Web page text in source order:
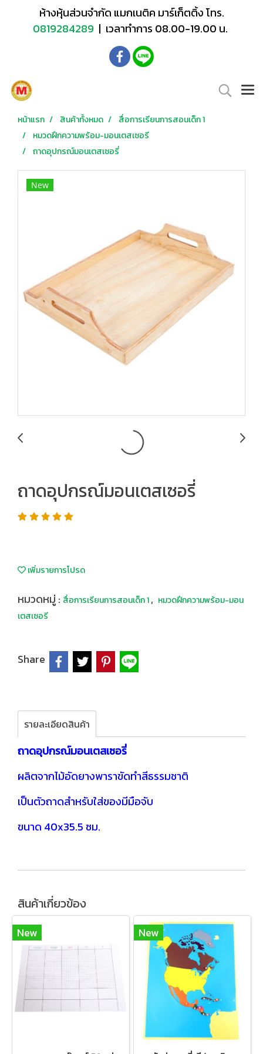
ห้างหุ้นส่วนจำกัด แมกเนติค มาร์เก็ตติ้ง โทร.
0819284289 | เวลาทำการ 08.00-19.00 น.
หน้าแรก สินค้าทั้งหมด
สื่อการเรียนการสอนเด็ก 1
หมวดฝึกความพร้อม-มอนเตสเซอรี
ถาดอุปกรณ์มอนเตสเซอรี่
New
ถาดอุปกรณ์มอนเตสเซอรี่
เพิ่มรายการโปรด
หมวดหมู่ : สื่อการเรียนการสอนเด็ก 1, หมวดฝึกความพร้อม-มอน
เตสเซอรี
Share
รายละเอียดสินค้า
ถาดอุปกรณ์มอนเตสเซอรี่
ผลิตจากไม้อัดยางพาราขัดทำสีธรรมชาติ
เป็นตัวถาดสำหรับใส่ของมีมือจับ
ขนาด 40x35.5 ซม.
สินค้าเกี่ยวข้อง
New New